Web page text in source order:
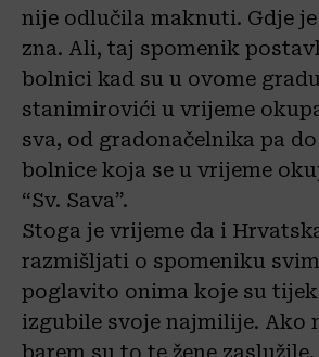
nije odlučila maknuti. Gdje
zna. Ali, taj spomenik
bolnici kad su u ovome
stanimirovići u vrijeme
sva, od gradonačelnika pa
bolnice koja se u vrijeme
“Sv. Sava”.
Stoga je vrijeme da i
razmišljati o spomeniku
poglavito onima koje su
izgubile svoje najmilije. Ako
barem su to te žene zaslužile.